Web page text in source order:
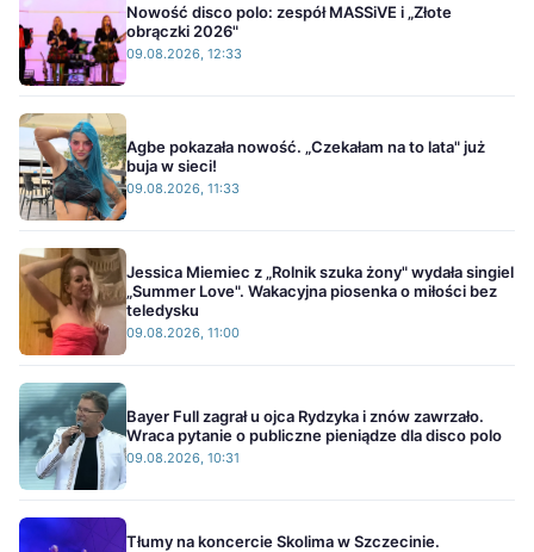
Nowość disco polo: zespół MASSiVE i „Złote
obrączki 2026"
09.08.2026, 12:33
Agbe pokazała nowość. „Czekałam na to lata" już
buja w sieci!
09.08.2026, 11:33
Jessica Miemiec z „Rolnik szuka żony" wydała singiel
„Summer Love". Wakacyjna piosenka o miłości bez
teledysku
09.08.2026, 11:00
Bayer Full zagrał u ojca Rydzyka i znów zawrzało.
Wraca pytanie o publiczne pieniądze dla disco polo
09.08.2026, 10:31
Tłumy na koncercie Skolima w Szczecinie.